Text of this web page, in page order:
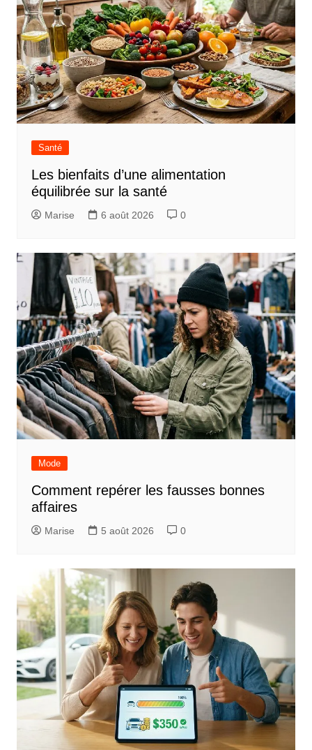
Santé
Les bienfaits d’une alimentation
équilibrée sur la santé
Marise 6 août 2026 0
Mode
Comment repérer les fausses bonnes
affaires
Marise 5 août 2026 0